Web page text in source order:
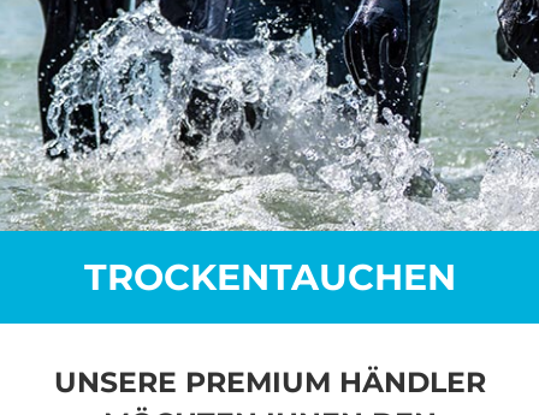
TROCKENTAUCHEN
UNSERE PREMIUM HÄNDLER